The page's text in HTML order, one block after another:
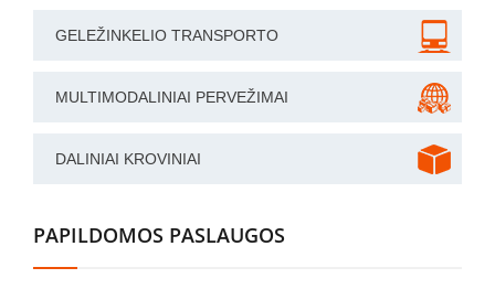
GELEŽINKELIO TRANSPORTO
MULTIMODALINIAI PERVEŽIMAI
DALINIAI KROVINIAI
PAPILDOMOS PASLAUGOS